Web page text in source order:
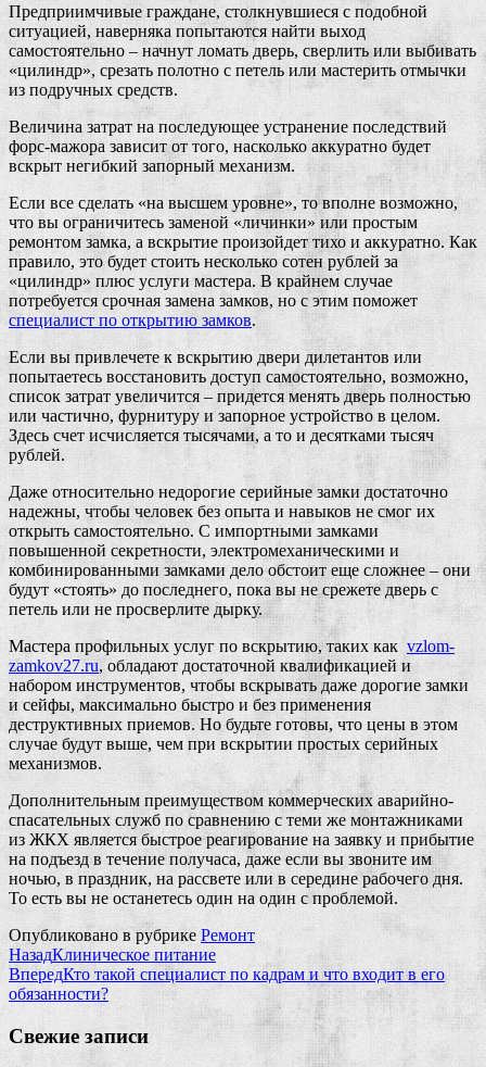
Предприимчивые граждане, столкнувшиеся с подобной
ситуацией, наверняка попытаются найти выход
самостоятельно – начнут ломать дверь, сверлить или выбивать
«цилиндр», срезать полотно с петель или мастерить отмычки
из подручных средств.
Величина затрат на последующее устранение последствий
форс-мажора зависит от того, насколько аккуратно будет
вскрыт негибкий запорный механизм.
Если все сделать «на высшем уровне», то вполне возможно,
что вы ограничитесь заменой «личинки» или простым
ремонтом замка, а вскрытие произойдет тихо и аккуратно. Как
правило, это будет стоить несколько сотен рублей за
«цилиндр» плюс услуги мастера. В крайнем случае
потребуется срочная замена замков, но с этим поможет
специалист по открытию замков.
Если вы привлечете к вскрытию двери дилетантов или
попытаетесь восстановить доступ самостоятельно, возможно,
список затрат увеличится – придется менять дверь полностью
или частично, фурнитуру и запорное устройство в целом.
Здесь счет исчисляется тысячами, а то и десятками тысяч
рублей.
Даже относительно недорогие серийные замки достаточно
надежны, чтобы человек без опыта и навыков не смог их
открыть самостоятельно. С импортными замками
повышенной секретности, электромеханическими и
комбинированными замками дело обстоит еще сложнее – они
будут «стоять» до последнего, пока вы не срежете дверь с
петель или не просверлите дырку.
Мастера профильных услуг по вскрытию, таких как vzlom-
zamkov27.ru, обладают достаточной квалификацией и
набором инструментов, чтобы вскрывать даже дорогие замки
и сейфы, максимально быстро и без применения
деструктивных приемов. Но будьте готовы, что цены в этом
случае будут выше, чем при вскрытии простых серийных
механизмов.
Дополнительным преимуществом коммерческих аварийно-
спасательных служб по сравнению с теми же монтажниками
из ЖКХ является быстрое реагирование на заявку и прибытие
на подъезд в течение получаса, даже если вы звоните им
ночью, в праздник, на рассвете или в середине рабочего дня.
То есть вы не останетесь один на один с проблемой.
Опубликовано в рубрике Ремонт
НазадКлиническое питание
ВпередКто такой специалист по кадрам и что входит в его
обязанности?
Свежие записи